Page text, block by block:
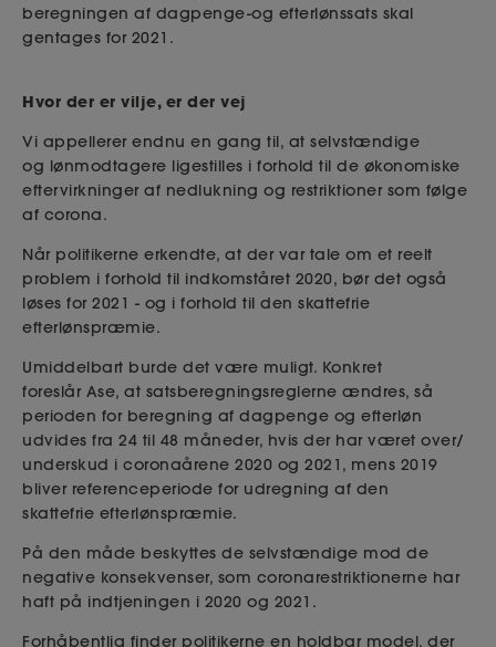
beregningen af dagpenge-og efterlønssats skal
gentages for 2021.
Hvor der er vilje, er der vej
Vi appellerer endnu en gang til, at selvstændige
og lønmodtagere ligestilles i forhold til de økonomiske
eftervirkninger af nedlukning og restriktioner som følge
af corona.
Når politikerne erkendte, at der var tale om et reelt
problem i forhold til indkomståret 2020, bør det også
løses for 2021 - og i forhold til den skattefrie
efterlønspræmie.
Umiddelbart burde det være muligt. Konkret
foreslår Ase, at satsberegningsreglerne ændres, så
perioden for beregning af dagpenge og efterløn
udvides fra 24 til 48 måneder, hvis der har været over/
underskud i coronaårene 2020 og 2021, mens 2019
bliver referenceperiode for udregning af den
skattefrie efterlønspræmie.
På den måde beskyttes de selvstændige mod de
negative konsekvenser, som coronarestriktionerne har
haft på indtjeningen i 2020 og 2021.
Forhåbentlig finder politikerne en holdbar model, der